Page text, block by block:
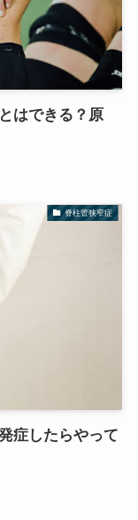
はできる？原
脊柱管狭窄症
症したらやって